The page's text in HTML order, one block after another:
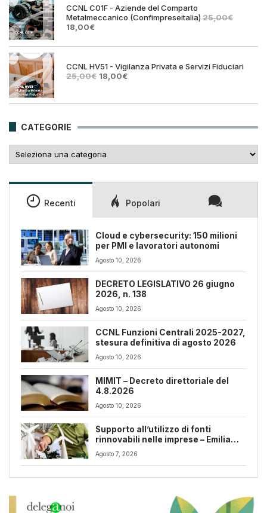
CCNL C01F - Aziende del Comparto
Metalmeccanico (Confimpreseitalia) 25,00€
Il
originale
25,00€.
18,00€Il
attuale
18,00€.
CCNL HV51 - Vigilanza Privata e Servizi Fiduciari
25,00€ Il
era:
18,00€Il
è:
CATEGORIE
Recenti Popolari
Cloud e cybersecurity: 150 milioni
per PMI e lavoratori autonomi
Agosto 10, 2026
DECRETO LEGISLATIVO 26 giugno
2026, n. 138
Agosto 10, 2026
CCNL Funzioni Centrali 2025-2027,
stesura definitiva di agosto 2026
Agosto 10, 2026
MIMIT – Decreto direttoriale del
4.8.2026
Agosto 10, 2026
Supporto all’utilizzo di fonti
rinnovabili nelle imprese – Emilia
Romagna
Agosto 7, 2026